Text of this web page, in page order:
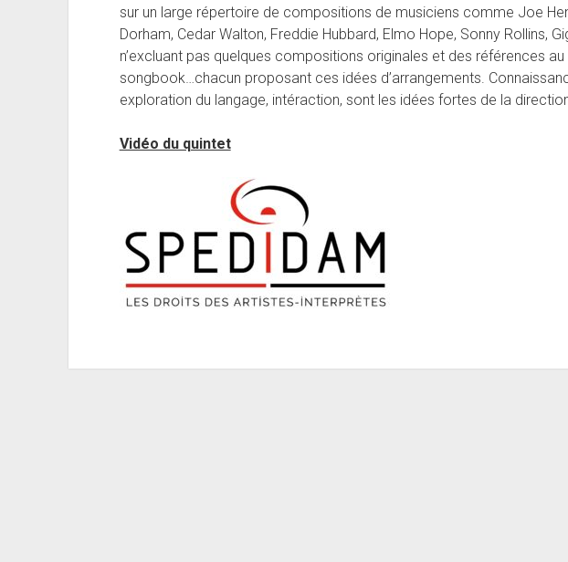
sur un large répertoire de compositions de musiciens comme Joe
Dorham, Cedar Walton, Freddie Hubbard, Elmo Hope, Sonny Rollins,
n’excluant pas quelques compositions originales et des références
songbook…chacun proposant ces idées d’arrangements.
exploration du langage, intéraction, sont les idées fortes de la
Vidéo du quintet